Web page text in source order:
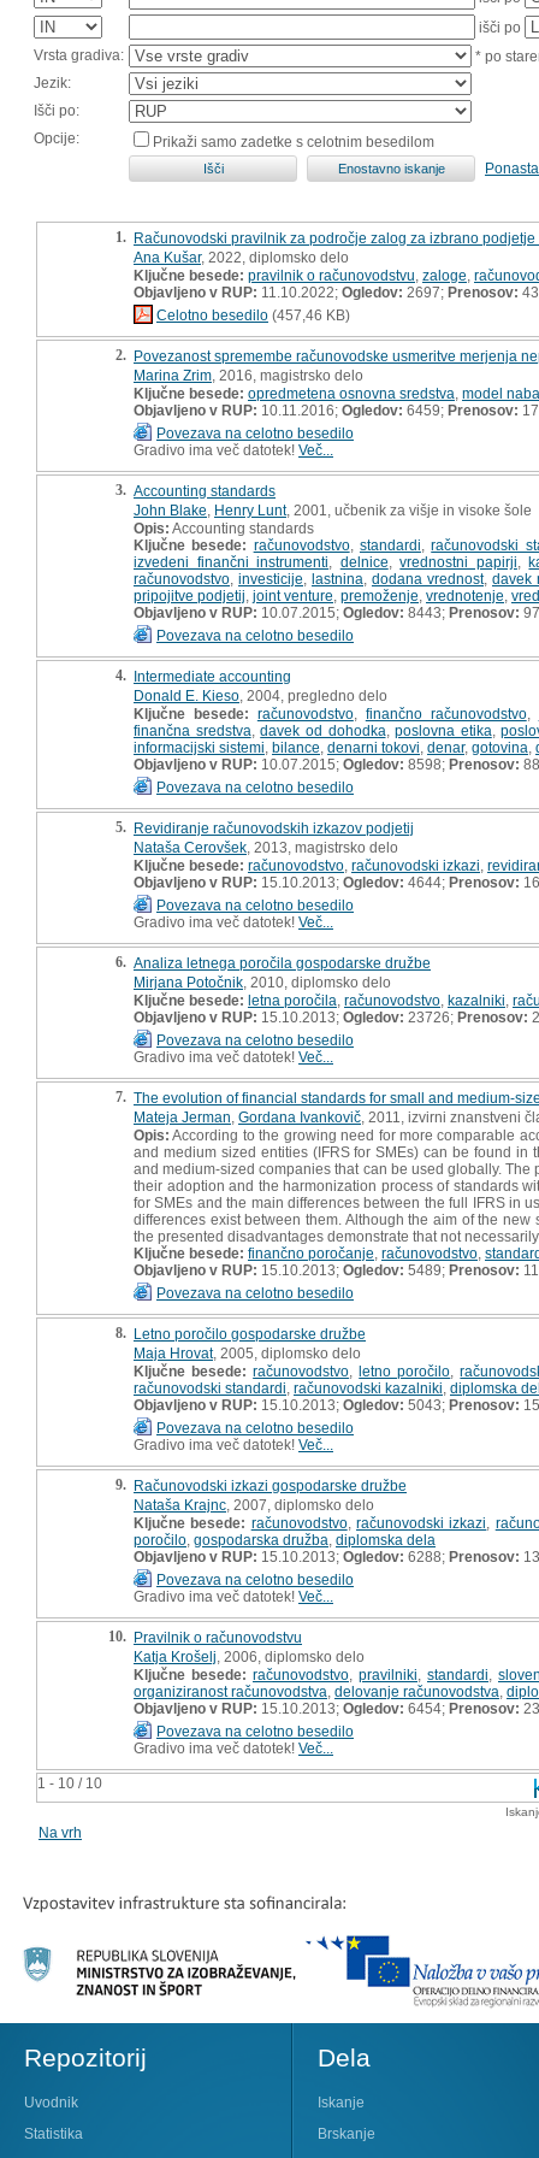
išči po
Vrsta gradiva:
* po
Jezik:
Išči po:
Opcije:
Prikaži samo zadetke s celotnim besedilom
1 - 10 / 10
1. Računovodski pravilnik za področje zalog za izbrano
Ana Kušar, 2022, diplomsko delo
Ključne besede: pravilnik o računovodstvu zaloge
Objavljeno v RUP: 11.10.2022; Ogledov: 2697; Prenosov: 43
Celotno besedilo (457,46 KB)
2. Povezanost spremembe računovodske usmeritve merjenja
Marina Zrim , 2016, magistrsko delo
Ključne besede: opredmetena osnovna sredstva model
Objavljeno v RUP: 10.11.2016; Ogledov: 6459; Prenosov:
Povezava na celotno besedilo
Gradivo ima več datotek! Več...
3. Accounting standards
John Blake Henry Lunt, 2001, učbenik za višje in visoke šole
Opis: Accounting standards
Ključne besede: računovodstvo, standardi ,računovodski
izvedeni finančni instrumenti
delnice ,vrednostni papirji ,
računovodstvo investicije lastnina dodana vrednost, davek
pripojitve podjetij joint venture premoženje vrednotenje
Objavljeno v RUP: 10.07.2015; Ogledov: 8443; Prenosov: 97
Povezava na celotno besedilo
4. Intermediate accounting
Donald E. Kieso , 2004, pregledno delo
Ključne besede: računovodstvo, finančno računovodstvo,
finančna sredstva ,davek od dohodka ,poslovna etika ,
informacijski sistemi bilance denarni tokovi denar, gotovina
Objavljeno v RUP: 10.07.2015; Ogledov: 8598; Prenosov: 88
Povezava na celotno besedilo
5. Revidiranje računovodskih izkazov podjetij
Nataša Cerovšek , 2013, magistrsko delo
Ključne besede: računovodstvo računovodski izkazi
Objavljeno v RUP: 15.10.2013; Ogledov: 4644; Prenosov:
Povezava na celotno besedilo
Gradivo ima več datotek! Več...
6. Analiza letnega poročila gospodarske družbe
Mirjana Potočnik , 2010, diplomsko delo
Ključne besede: letna poročila računovodstvo kazalniki
Objavljeno v RUP: 15.10.2013; Ogledov: 23726; Prenosov:
Povezava na celotno besedilo
Gradivo ima več datotek! Več...
7. The evolution of financial standards for small and medium-
Mateja Jerman Gordana Ivankovič , 2011, izvirni znanstveni
Opis: According to the growing need for more comparable
and medium sized entities (IFRS for SMEs) can be found in
and medium-sized companies that can be used globally.
their adoption and the harmonization process of standards
for SMEs and the main differences between the full IFRS in
differences exist between them. Although the aim of the
the presented disadvantages demonstrate that not
Ključne besede: finančno poročanje računovodstvo
Objavljeno v RUP: 15.10.2013; Ogledov: 5489; Prenosov:
Povezava na celotno besedilo
8. Letno poročilo gospodarske družbe
Maja Hrovat, 2005, diplomsko delo
Ključne besede: računovodstvo ,letno poročilo ,
računovodski standardi računovodski kazalniki diplomska
Objavljeno v RUP: 15.10.2013; Ogledov: 5043; Prenosov:
Povezava na celotno besedilo
Gradivo ima več datotek! Več...
9. Računovodski izkazi gospodarske družbe
Nataša Krajnc , 2007, diplomsko delo
Ključne besede: računovodstvo,računovodski izkazi
poročilo gospodarska družba diplomska dela
Objavljeno v RUP: 15.10.2013; Ogledov: 6288; Prenosov:
Povezava na celotno besedilo
Gradivo ima več datotek! Več...
10. Pravilnik o računovodstvu
Katja Krošelj , 2006, diplomsko delo
Ključne besede: računovodstvo pravilniki standardi
organiziranost računovodstva delovanje računovodstva
Objavljeno v RUP: 15.10.2013; Ogledov: 6454; Prenosov:
Povezava na celotno besedilo
Gradivo ima več datotek! Več...
Na vrh
Repozitorij
Uvodnik
Statistika
Dela
Iskanje
Brskanje